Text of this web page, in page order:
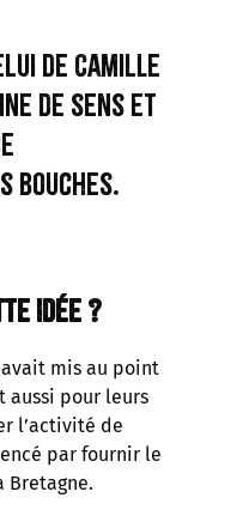
de Camille
de sens et
bouches.
idée ?
avait mis au point
aussi pour leurs
l’activité de
par fournir le
Bretagne.